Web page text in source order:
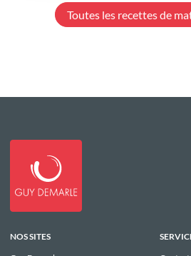
Toutes les recettes de
NOS SITES